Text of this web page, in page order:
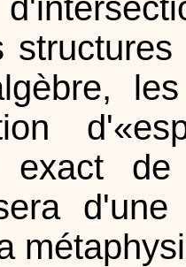
exact